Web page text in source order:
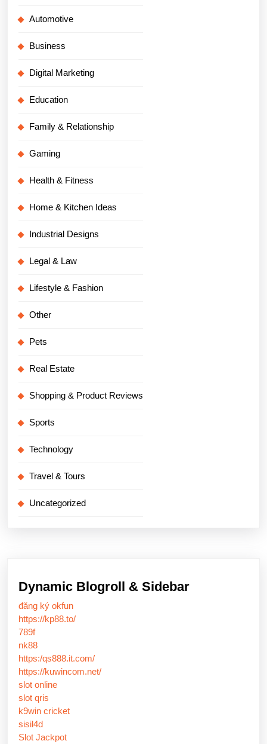
Automotive
Business
Digital Marketing
Education
Family & Relationship
Gaming
Health & Fitness
Home & Kitchen Ideas
Industrial Designs
Legal & Law
Lifestyle & Fashion
Other
Pets
Real Estate
Shopping & Product Reviews
Sports
Technology
Travel & Tours
Uncategorized
Dynamic Blogroll & Sidebar
đăng ký okfun
https://kp88.to/
789f
nk88
https:/qs888.it.com/
https://kuwincom.net/
slot online
slot qris
k9win cricket
sisil4d
Slot Jackpot